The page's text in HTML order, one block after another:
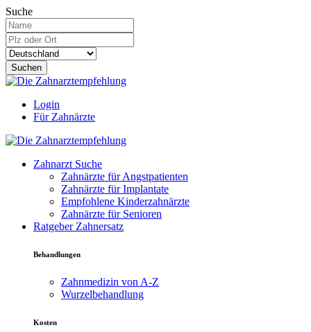
Suche
Suchen
Login
Für Zahnärzte
Zahnarzt Suche
Zahnärzte für Angstpatienten
Zahnärzte für Implantate
Empfohlene Kinderzahnärzte
Zahnärzte für Senioren
Ratgeber Zahnersatz
Behandlungen
Zahnmedizin von A-Z
Wurzelbehandlung
Kosten